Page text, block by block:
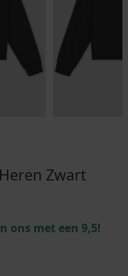
Zwart
ons met een 9,5!